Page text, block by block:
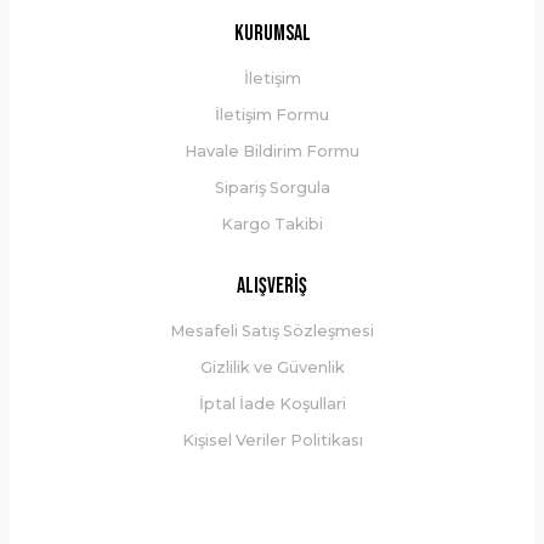
Kurumsal
İletişim
İletişim Formu
Havale Bildirim Formu
Sipariş Sorgula
Kargo Takibi
Alışveriş
Mesafeli Satış Sözleşmesi
Gizlilik ve Güvenlik
İptal İade Koşullari
Kişisel Veriler Politikası